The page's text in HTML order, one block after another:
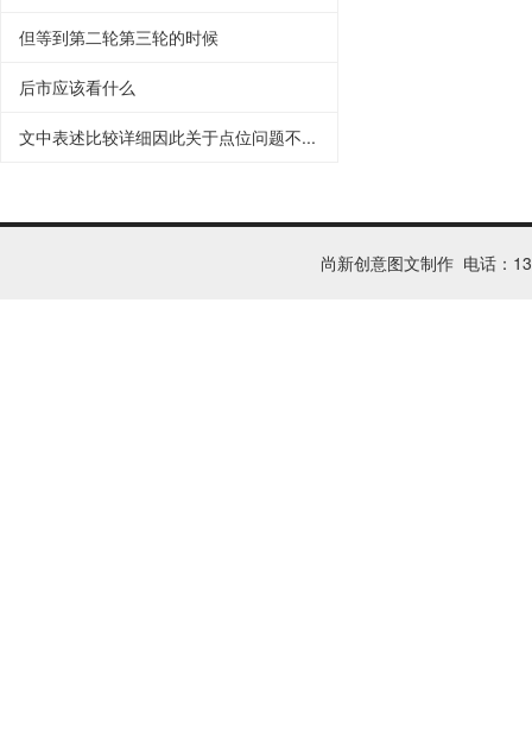
但等到第二轮第三轮的时候
后市应该看什么
文中表述比较详细因此关于点位问题不...
尚新创意图文制作 电话：